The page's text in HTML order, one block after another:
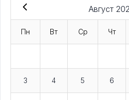
Август
Пн Вт Ср Чт
3 4 5 6